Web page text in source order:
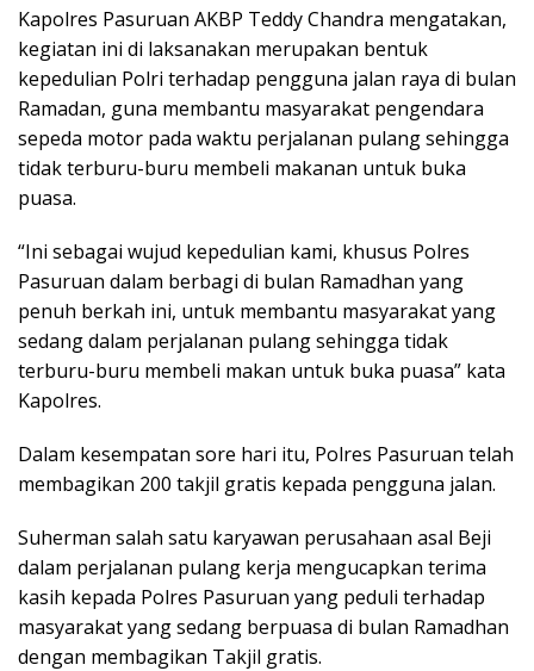
Kapolres Pasuruan AKBP Teddy Chandra mengatakan,
kegiatan ini di laksanakan merupakan bentuk
kepedulian Polri terhadap pengguna jalan raya di bulan
Ramadan, guna membantu masyarakat pengendara
sepeda motor pada waktu perjalanan pulang sehingga
tidak terburu-buru membeli makanan untuk buka
puasa.
“Ini sebagai wujud kepedulian kami, khusus Polres
Pasuruan dalam berbagi di bulan Ramadhan yang
penuh berkah ini, untuk membantu masyarakat yang
sedang dalam perjalanan pulang sehingga tidak
terburu-buru membeli makan untuk buka puasa” kata
Kapolres.
Dalam kesempatan sore hari itu, Polres Pasuruan telah
membagikan 200 takjil gratis kepada pengguna jalan.
Suherman salah satu karyawan perusahaan asal Beji
dalam perjalanan pulang kerja mengucapkan terima
kasih kepada Polres Pasuruan yang peduli terhadap
masyarakat yang sedang berpuasa di bulan Ramadhan
dengan membagikan Takjil gratis.